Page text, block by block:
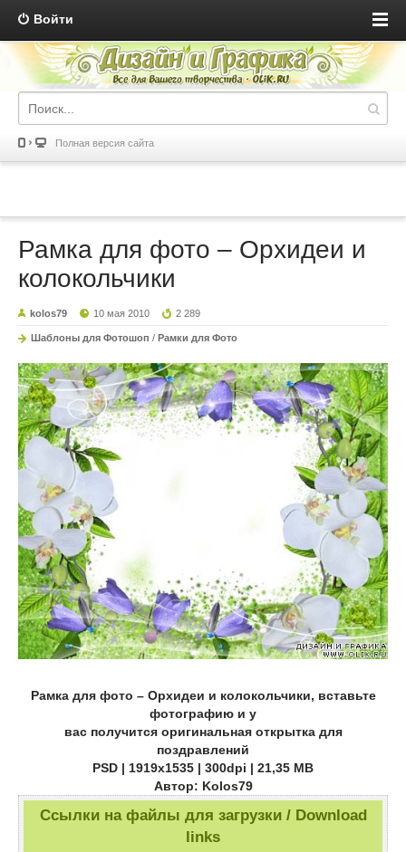
Войти
Полная версия сайта
Рамка для фото – Орхидеи и
колокольчики
kolos79 10 мая 2010 2 289
Шаблоны для Фотошоп / Рамки для Фото
Рамка для фото – Орхидеи и колокольчики, вставьте
фотографию и у
вас получится оригинальная открытка для
поздравлений
PSD | 1919х1535 | 300dpi | 21,35 МB
Автор: Kolos79
Ссылки на файлы для загрузки / Download
links